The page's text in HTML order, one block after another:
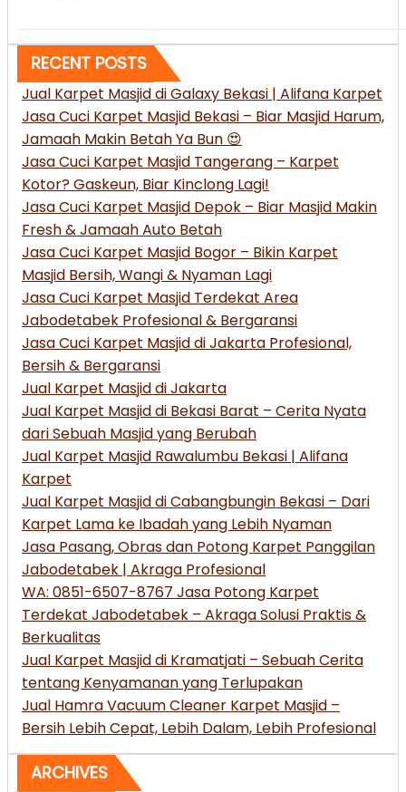
RECENT POSTS
Jual Karpet Masjid di Galaxy Bekasi | Alifana Karpet
Jasa Cuci Karpet Masjid Bekasi – Biar Masjid Harum,
Jamaah Makin Betah Ya Bun 😍
Jasa Cuci Karpet Masjid Tangerang – Karpet
Kotor? Gaskeun, Biar Kinclong Lagi!
Jasa Cuci Karpet Masjid Depok – Biar Masjid Makin
Fresh & Jamaah Auto Betah
Jasa Cuci Karpet Masjid Bogor – Bikin Karpet
Masjid Bersih, Wangi & Nyaman Lagi
Jasa Cuci Karpet Masjid Terdekat Area
Jabodetabek Profesional & Bergaransi
Jasa Cuci Karpet Masjid di Jakarta Profesional,
Bersih & Bergaransi
Jual Karpet Masjid di Jakarta
Jual Karpet Masjid di Bekasi Barat – Cerita Nyata
dari Sebuah Masjid yang Berubah
Jual Karpet Masjid Rawalumbu Bekasi | Alifana
Karpet
Jual Karpet Masjid di Cabangbungin Bekasi – Dari
Karpet Lama ke Ibadah yang Lebih Nyaman
Jasa Pasang, Obras dan Potong Karpet Panggilan
Jabodetabek | Akraga Profesional
WA: 0851-6507-8767 Jasa Potong Karpet
Terdekat Jabodetabek – Akraga Solusi Praktis &
Berkualitas
Jual Karpet Masjid di Kramatjati – Sebuah Cerita
tentang Kenyamanan yang Terlupakan
Jual Hamra Vacuum Cleaner Karpet Masjid –
Bersih Lebih Cepat, Lebih Dalam, Lebih Profesional
ARCHIVES